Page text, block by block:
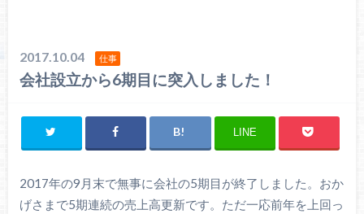
2017.10.04 仕事
会社設立から6期目に突入しました！
LINE
2017年の9月末で無事に会社の5期目が終了しました。おか
げさまで5期連続の売上高更新です。ただ一応前年を上回っ